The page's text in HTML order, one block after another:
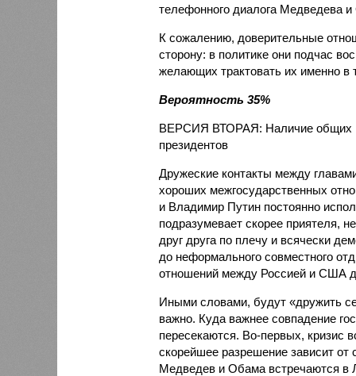
телефонного диалога
К сожалению, доверительные
сторону: в политике они подчас
желающих трактовать их именно в
Вероятность 35%
ВЕРСИЯ ВТОРАЯ: Наличие общих
президентов
Дружеские контакты между
хороших межгосударственных
и Владимир Путин постоянно
подразумевает скорее приятеля,
друг друга по плечу и всячески
до неформального совместного
отношений между Россией и США
Иными словами, будут «дружить
важно. Куда важнее совпадение
пересекаются. Во-первых, кризис
скорейшее разрешение зависит
Медведев и Обама встречаются в